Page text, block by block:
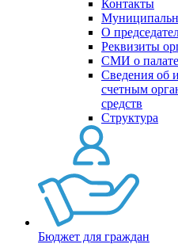
Контакты
О
Реквизиты
СМИ о палате
Сведения об
счетным
средств
Структура
Бюджет для граждан